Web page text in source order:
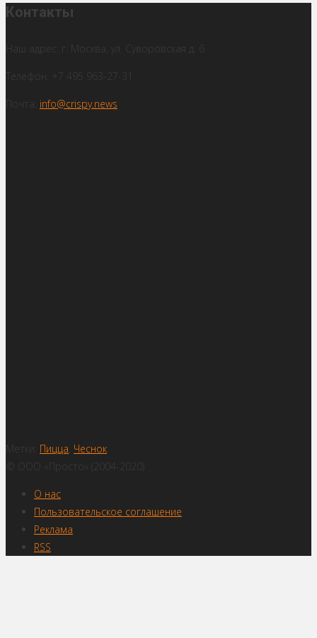
Контакты
Наш адрес: г. Москва, ул. Суворовская д. 6
Телефон: +7 495 963-27-31
Почта: info@crispy.news
Метки: Пицца Чеснок
© ООО «Просто» (2004-2020)
О нас
Пользовательское соглашение
Реклама
RSS